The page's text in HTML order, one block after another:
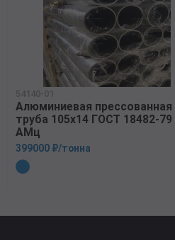
54140-01
Алюминиевая прессованная
труба 105х14 ГОСТ 18482-79
АМц
399000 ₽/тонна